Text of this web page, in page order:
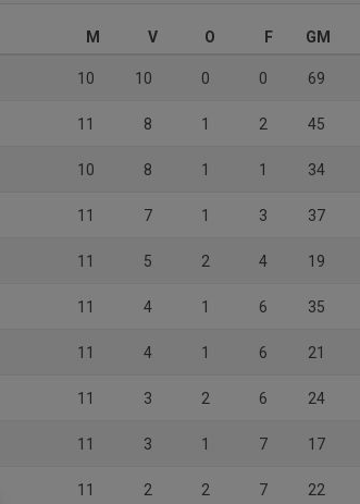
M V O F GM
10 10 0 0 69
11 8 1 2 45
10 8 1 1 34
11 7 1 3 37
11 5 2 4 19
11 4 1 6 35
11 4 1 6 21
11 3 2 6 24
11 3 1 7 17
11 2 2 7 22